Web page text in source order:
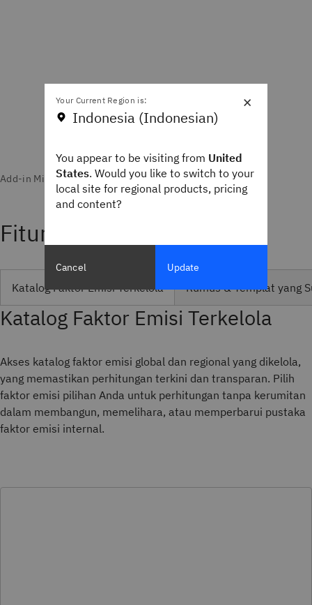
Fitur modul
Katalog Faktor Emisi Terkelola Rumus & Templat yang
Katalog Faktor Emisi Terkelola
Akses katalog faktor emisi global dan regional yang dikelola,
yang memastikan perhitungan terkini dan transparan. Pilih
faktor emisi pilihan Anda untuk perhitungan tanpa kerumitan
dalam membangun, memelihara, atau memperbarui pustaka
faktor emisi internal.
×
Your Current Region is:
Indonesia (Indonesian)
You appear to be visiting from United
States. Would you like to switch to your
local site for regional products, pricing
and content?
Cancel Update